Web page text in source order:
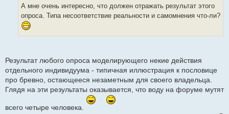
А мне очень интересно, что должен отражать результат этого
опроса. Типа несоответствие реальности и самомнения что-ли?
Результат любого опроса моделирующего некие действия
отдельного индивидуума - типичная иллюстрация к пословице
про бревно, остающееся незаметным для своего владельца.
Глядя на эти результаты оказывается, что воду на форуме мутят
всего четыре человека.